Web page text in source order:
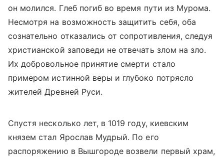
он молился. Глеб погиб во время пути из Мурома.
Несмотря на возможность защитить себя, оба
сознательно отказались от сопротивления, следуя
христианской заповеди не отвечать злом на зло.
Их добровольное принятие смерти стало
примером истинной веры и глубоко потрясло
жителей Древней Руси.
Спустя несколько лет, в 1019 году, киевским
князем стал Ярослав Мудрый. По его
распоряжению в Вышгороде возвели первый храм,